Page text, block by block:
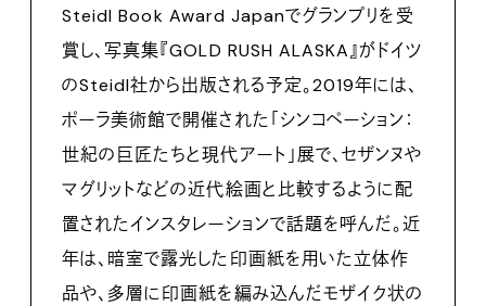
Steidl Book Award Japanでグランプリを受
賞し、写真集『GOLD RUSH ALASKA』がドイツ
のSteidl社から出版される予定。2019年には、
ポーラ美術館で開催された「シンコペーション：
世紀の巨匠たちと現代アート」展で、セザンヌや
マグリットなどの近代絵画と比較するように配
置されたインスタレーションで話題を呼んだ。近
年は、暗室で露光した印画紙を用いた立体作
品や、多層に印画紙を編み込んだモザイク状の